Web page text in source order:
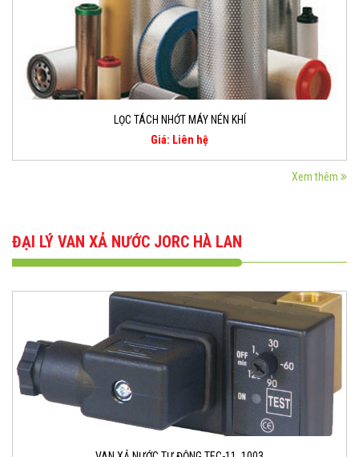
LỌC TÁCH NHỚT MÁY NÉN KHÍ
Giá: Liên hệ
Xem thêm
ĐẠI LÝ VAN XẢ NƯỚC JORC HÀ LAN